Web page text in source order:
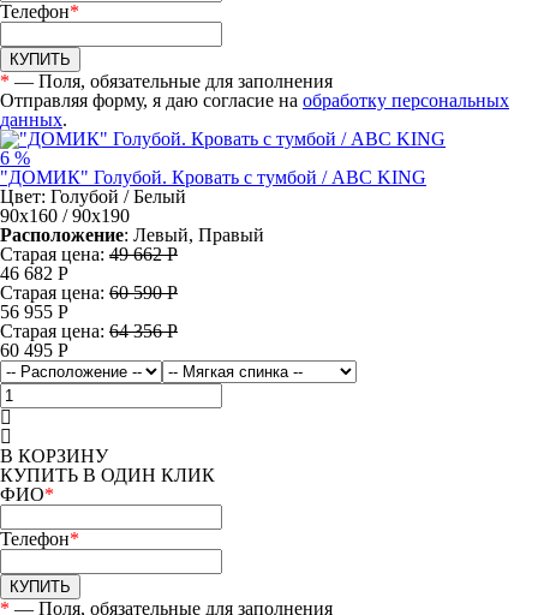
Телефон*
КУПИТЬ
* — Поля, обязательные для заполнения
Отправляя форму, я даю согласие на обработку персональных
данных.
6 %
"ДОМИК" Голубой. Кровать с тумбой / ABC KING
Цвет: Голубой / Белый
90х160 / 90х190
Расположение: Левый, Правый
Старая цена: 49 662 Р
46 682 Р
Старая цена: 60 590 Р
56 955 Р
Старая цена: 64 356 Р
60 495 Р
В КОРЗИНУ
КУПИТЬ В ОДИН КЛИК
ФИО*
Телефон*
КУПИТЬ
* — Поля, обязательные для заполнения